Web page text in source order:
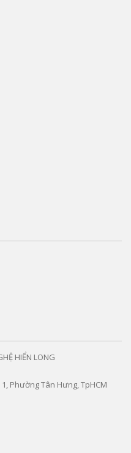
HIỂN LONG
Phường Tân Hưng, TpHCM